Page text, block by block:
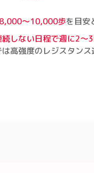
～10,000歩を目安
続しない日程で週に2～
高強度のレジスタンス